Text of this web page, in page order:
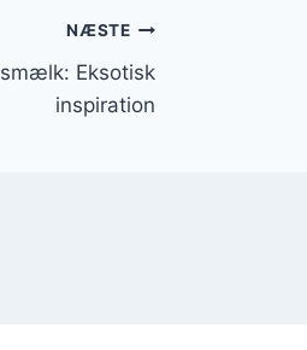
NÆSTE
Eksotisk
inspiration